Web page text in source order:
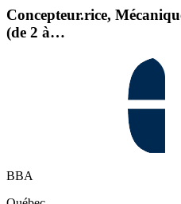
Concepteur.rice,
(de 2 à…
BBA